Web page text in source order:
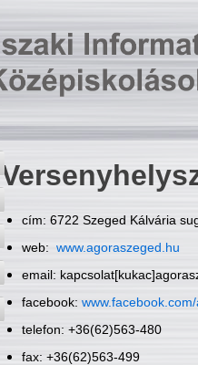
cím: 6722 Szeged Kálvária
web: www.agoraszeged.hu
email:
facebook:
telefon: +36(62)563-480
fax: +36(62)563-499